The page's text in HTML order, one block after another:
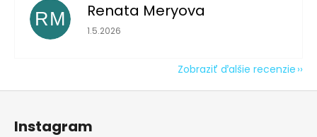
RM Renata Meryova
Hodnotenie obchodu je 5 z 5 hviezdičiek.
1.5.2026
Zobraziť ďalšie recenzie
Z
Instagram